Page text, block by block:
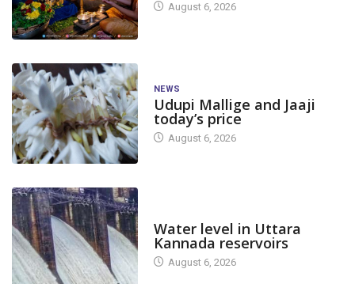
August 6, 2026
NEWS
Udupi Mallige and Jaaji
today’s price
August 6, 2026
Water level in Uttara
Kannada reservoirs
August 6, 2026